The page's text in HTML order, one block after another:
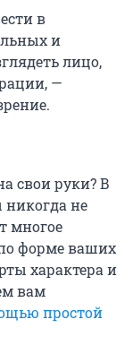
в
и
лицо,
—
свои руки? В
никогда не
многое
форме ваших
характера и
вам
простой